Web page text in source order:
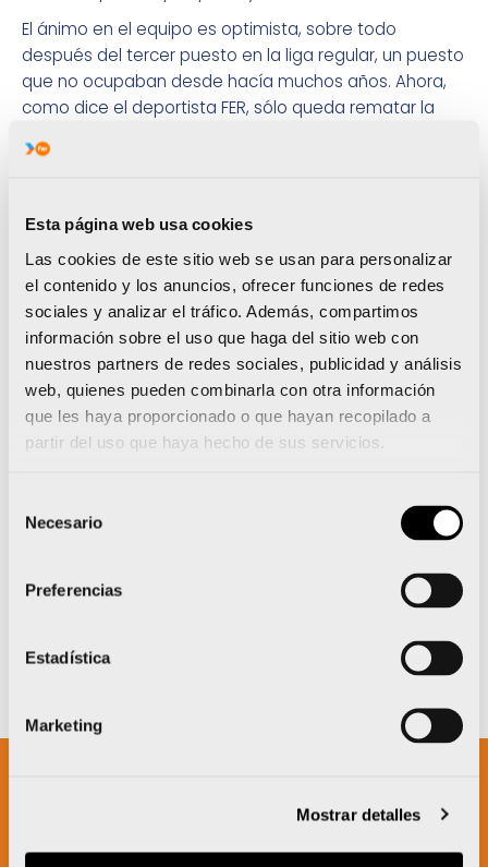
Esta página web usa cookies
Las cookies de este sitio web se usan para personalizar
el contenido y los anuncios, ofrecer funciones de redes
sociales y analizar el tráfico. Además, compartimos
información sobre el uso que haga del sitio web con
nuestros partners de redes sociales, publicidad y análisis
web, quienes pueden combinarla con otra información
que les haya proporcionado o que hayan recopilado a
partir del uso que haya hecho de sus servicios.
Necesario
Preferencias
Estadística
Marketing
Mostrar detalles
El ánimo en el equipo es optimista, sobre todo
después del tercer puesto en la liga regular, un puesto
que no ocupaban desde hacía muchos años. Ahora,
como dice el deportista FER, sólo queda rematar la
Siempre he dicho que he ganado cosas con la
selección, pero que mi sueño es ganar un título con el
ONCE Alicante. El año pasado llegamos por primera
vez a una final y no pudimos ganar. Pero fue una
sensación emocionante y este año espero poder
volver a vivirlo».
Rivales como el Madrid, el Málaga o el Tarragona
intentaran evitar que logren ganar el título. Pero de lo
que no duda José Luis Giera es de la unión, fuerza y
Un proyecto impulsado por: